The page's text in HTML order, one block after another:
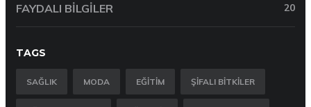
FAYDALI BILGILER 20
TAGS
SAĞLIK MODA EĞITIM ŞIFALI BITKILER